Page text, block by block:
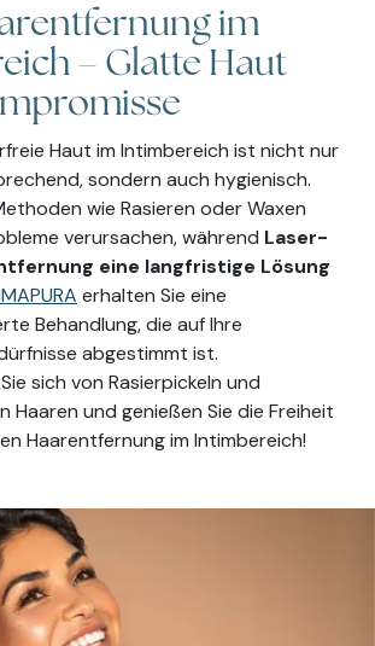
im
– Glatte Haut
Haut im Intimbereich ist nicht nur
sondern auch hygienisch.
wie Rasieren oder Waxen
verursachen, während Laser-
eine langfristige Lösung
erhalten Sie eine
Behandlung, die auf Ihre
abgestimmt ist.
sich von Rasierpickeln und
Haaren und genießen Sie die Freiheit
Haarentfernung im Intimbereich!